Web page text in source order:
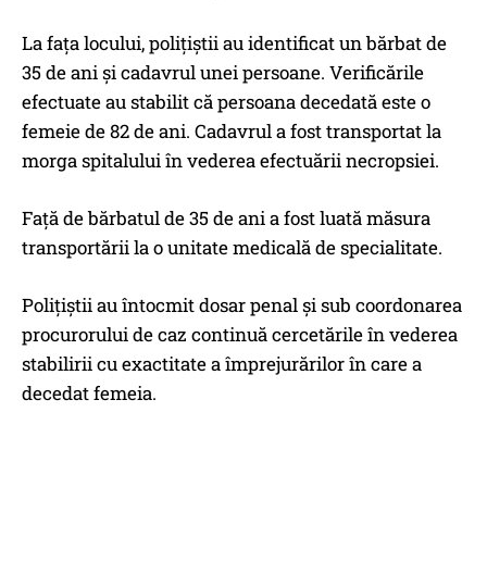
La fața locului, polițiștii au identificat un bărbat de
35 de ani și cadavrul unei persoane. Verificările
efectuate au stabilit că persoana decedată este o
femeie de 82 de ani. Cadavrul a fost transportat la
morga spitalului în vederea efectuării necropsiei.
Față de bărbatul de 35 de ani a fost luată măsura
transportării la o unitate medicală de specialitate.
Polițiștii au întocmit dosar penal și sub coordonarea
procurorului de caz continuă cercetările în vederea
stabilirii cu exactitate a împrejurărilor în care a
decedat femeia.